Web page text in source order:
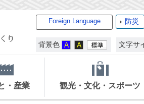
Foreign Language 防災
背景色 文字サ
・産業 観光・文化・スポーツ